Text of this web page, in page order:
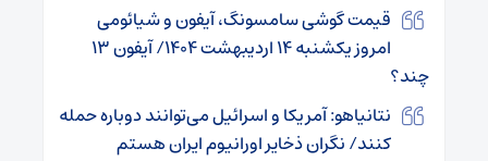
قیمت گوشی سامسونگ، آیفون و شیائومی
امروز یکشنبه ۱۴ اردیبهشت ۱۴۰۴/ آیفون ۱۳
چند؟
نتانیاهو: آمریکا و اسرائیل می‌توانند دوباره حمله
کنند/ نگران ذخایر اورانیوم ایران هستم